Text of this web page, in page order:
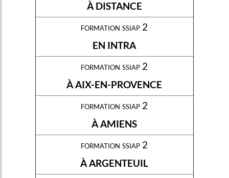
À DISTANCE
formation ssiap 2
EN INTRA
formation ssiap 2
À AIX-EN-PROVENCE
formation ssiap 2
À AMIENS
formation ssiap 2
À ARGENTEUIL